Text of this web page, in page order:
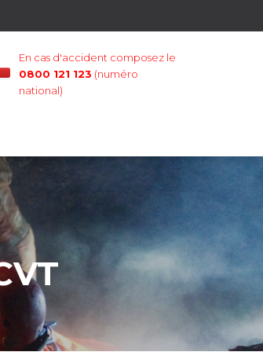
En cas d'accident composez le
0800 121 123 (numéro
national)